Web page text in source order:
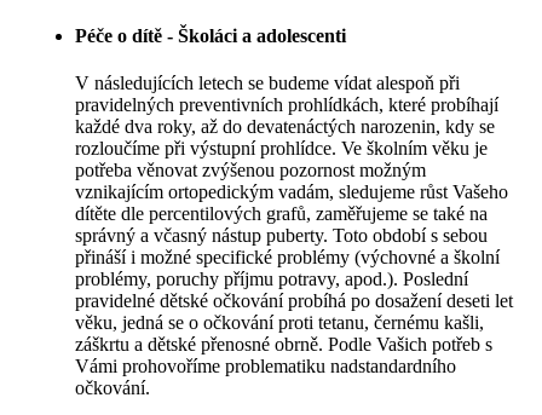
Péče o dítě - Školáci a adolescenti
V následujících letech se budeme vídat alespoň při
pravidelných preventivních prohlídkách, které probíhají
každé dva roky, až do devatenáctých narozenin, kdy se
rozloučíme při výstupní prohlídce. Ve školním věku je
potřeba věnovat zvýšenou pozornost možným
vznikajícím ortopedickým vadám, sledujeme růst Vašeho
dítěte dle percentilových grafů, zaměřujeme se také na
správný a včasný nástup puberty. Toto období s sebou
přináší i možné specifické problémy (výchovné a školní
problémy, poruchy příjmu potravy, apod.). Poslední
pravidelné dětské očkování probíhá po dosažení deseti let
věku, jedná se o očkování proti tetanu, černému kašli,
záškrtu a dětské přenosné obrně. Podle Vašich potřeb s
Vámi prohovoříme problematiku nadstandardního
očkování.